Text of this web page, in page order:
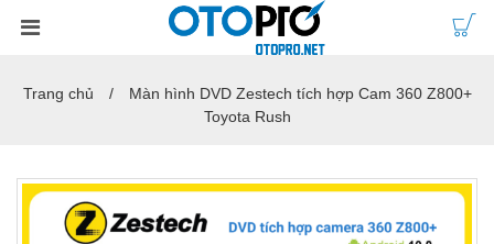
Trang chủ
Màn hình DVD Zestech tích hợp Cam 360 Z800+
Toyota Rush